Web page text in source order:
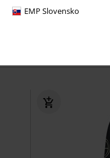
EMP Slovensko